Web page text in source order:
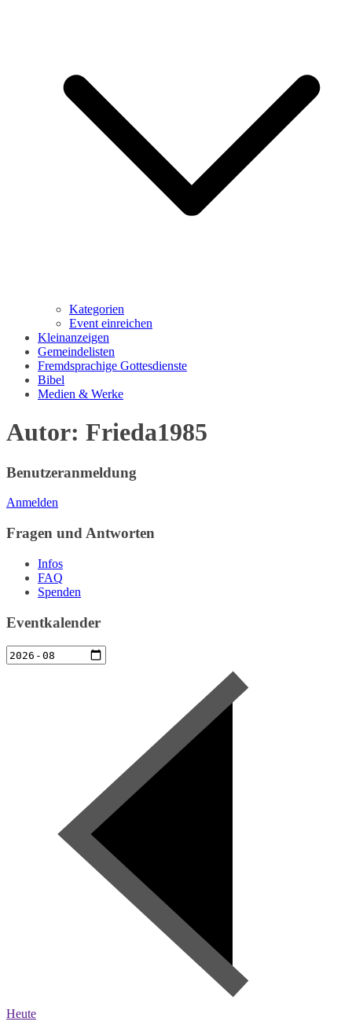
Kategorien
Event einreichen
Kleinanzeigen
Gemeindelisten
Fremdsprachige Gottesdienste
Bibel
Medien & Werke
Autor: Frieda1985
Benutzeranmeldung
Anmelden
Fragen und Antworten
Infos
FAQ
Spenden
Eventkalender
Heute